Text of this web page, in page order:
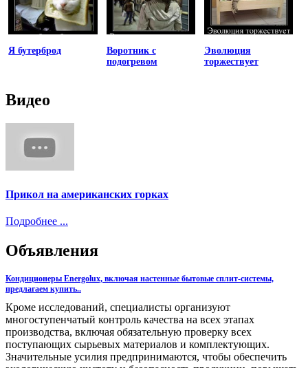
Я бутерброд
Воротник с
подогревом
Эволюция
торжествует
Видео
Прикол на американских горках
Подробнее ...
Объявления
Кондиционеры Energolux, включая настенные бытовые сплит-системы,
предлагаем купить..
Кроме исследований, специалисты организуют
многоступенчатый контроль качества на всех этапах
производства, включая обязательную проверку всех
поступающих сырьевых материалов и комплектующих.
Значительные усилия предпринимаются, чтобы обеспечить